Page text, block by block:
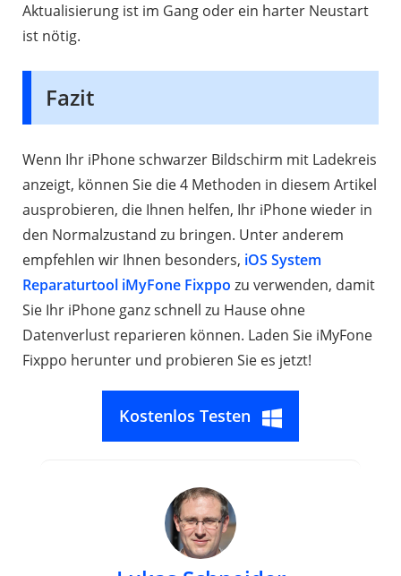
Aktualisierung ist im Gang oder ein harter Neustart
ist nötig.
Fazit
Wenn Ihr iPhone schwarzer Bildschirm mit Ladekreis
anzeigt, können Sie die 4 Methoden in diesem Artikel
ausprobieren, die Ihnen helfen, Ihr iPhone wieder in
den Normalzustand zu bringen. Unter anderem
empfehlen wir Ihnen besonders, iOS System
Reparaturtool iMyFone Fixppo zu verwenden, damit
Sie Ihr iPhone ganz schnell zu Hause ohne
Datenverlust reparieren können. Laden Sie iMyFone
Fixppo herunter und probieren Sie es jetzt!
Kostenlos Testen